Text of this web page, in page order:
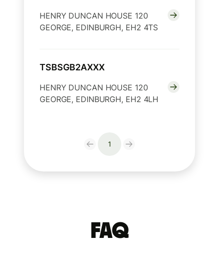
HENRY DUNCAN HOUSE 120
GEORGE, EDINBURGH, EH2 4TS
TSBSGB2AXXX
HENRY DUNCAN HOUSE 120
GEORGE, EDINBURGH, EH2 4LH
1
FAQ